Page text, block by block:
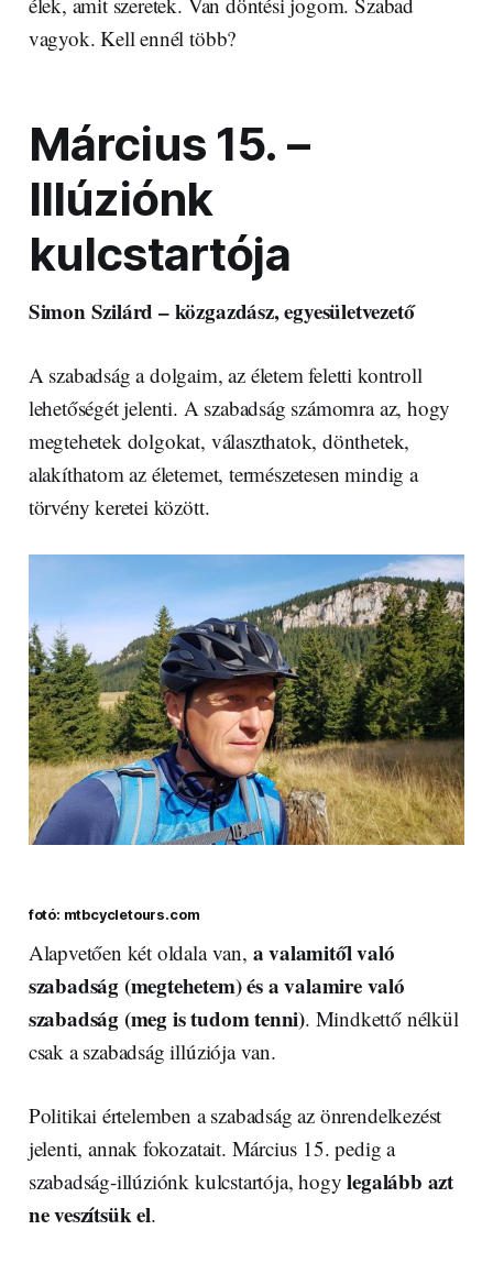
vagyok. Kell ennél több?
Március 15. –
Illúziónk
kulcstartója
Simon Szilárd – közgazdász, egyesületvezető
A szabadság a dolgaim, az életem feletti kontroll
lehetőségét jelenti. A szabadság számomra az, hogy
megtehetek dolgokat, választhatok, dönthetek,
alakíthatom az életemet, természetesen mindig a
törvény keretei között.
fotó: mtbcycletours.com
Alapvetően két oldala van, a valamitől való
szabadság (megtehetem) és a valamire való
szabadság (meg is tudom tenni). Mindkettő nélkül
csak a szabadság illúziója van.
Politikai értelemben a szabadság az önrendelkezést
jelenti, annak fokozatait. Március 15. pedig a
szabadság-illúziónk kulcstartója, hogylegalább azt
ne veszítsük el.